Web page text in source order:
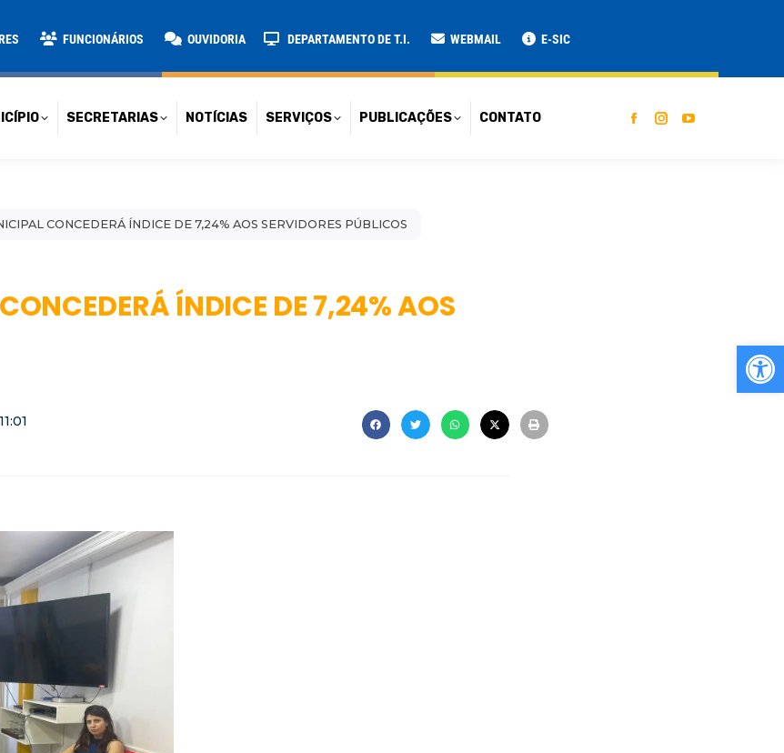
FUNCIONÁRIOS OUVIDORIA DEPARTAMENTO DE T.I. WEBMAIL E-SIC
SECRETARIAS NOTÍCIAS SERVIÇOS PUBLICAÇÕES CONTATO
CONCEDERÁ ÍNDICE DE 7,24% AOS SERVIDORES PÚBLICOS
ÍNDICE DE 7,24% AOS
11:01